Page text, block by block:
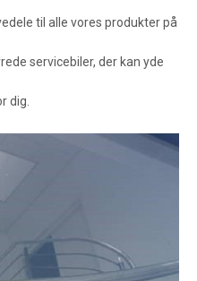
til alle vores produkter på
servicebiler, der kan yde
dig.